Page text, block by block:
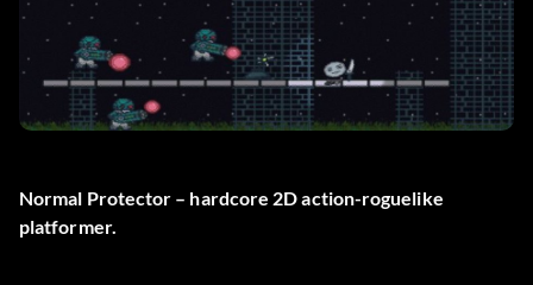
Normal Protector – hardcore 2D action-roguelike
platformer.